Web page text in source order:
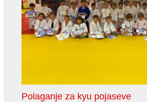
Polaganje za kyu pojaseve